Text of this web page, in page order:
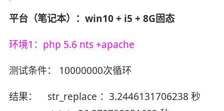
平台（笔记本）：win10 + i5 + 8G固态
环境1：php 5.6 nts +apache
测试条件： 10000000次循环
结果： str_replace ：3.2446131706238 秒